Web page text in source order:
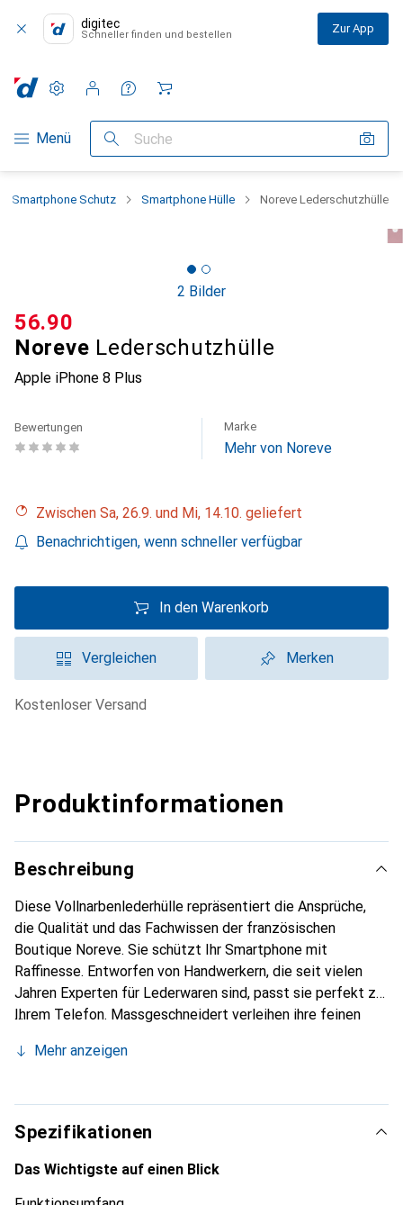
digitec
Schneller finden und bestellen Zur App
Navigation nach Kategorien
Menü Suche
Einstellungen
Kundenkonto
Vergleichslisten
Merklisten
Warenkorb
Smartphone Schutz Smartphone Hülle Noreve Lederschutzhülle
2 Bilder
Noreve Lederschutzhülle
Apple iPhone 8 Plus
CHF
56.90
Bewertungen Marke
Mehr von Noreve
Zwischen Sa, 26.9. und Mi, 14.10. geliefert
Benachrichtigen, wenn schneller verfügbar
In den Warenkorb
Vergleichen Merken
kostenloser Versand
Produktinformationen
Beschreibung
Diese Vollnarbenlederhülle repräsentiert die Ansprüche,
die Qualität und das Fachwissen der französischen
Boutique Noreve. Sie schützt Ihr Smartphone mit
Raffinesse. Entworfen von Handwerkern, die seit vielen
Jahren Experten für Lederwaren sind, passt sie perfekt zu
Ihrem Telefon. Massgeschneidert verleihen ihre feinen
und unverzichtbaren Accessoire für Ihr Smartphone.
die Marke Noreve eine sichere Wahl für eine
anspruchsvolle Kundschaft.
Mehr anzeigen
Spezifikationen
Das Wichtigste auf einen Blick